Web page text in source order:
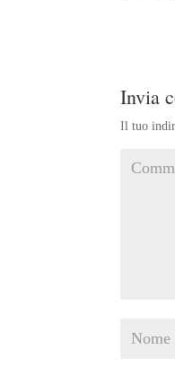
Invia
Il tuo